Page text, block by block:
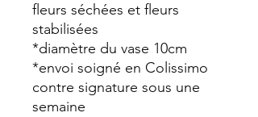
fleurs séchées et fleurs
stabilisées
*diamètre du vase 10cm
*envoi soigné en Colissimo
contre signature sous une
semaine